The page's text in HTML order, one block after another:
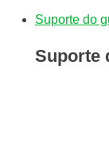
Suporte do
Suporte